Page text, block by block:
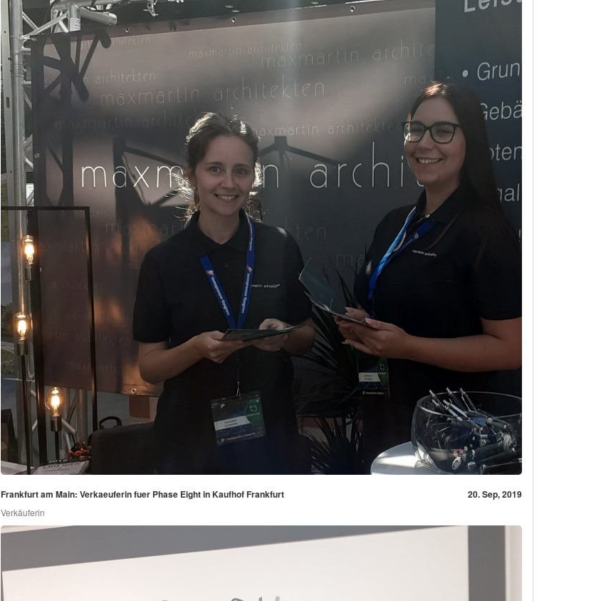
Frankfurt am Main: Verkaeuferin fuer Phase Eight in Kaufhof Frankfurt 20. Sep, 2019
Verkäuferin